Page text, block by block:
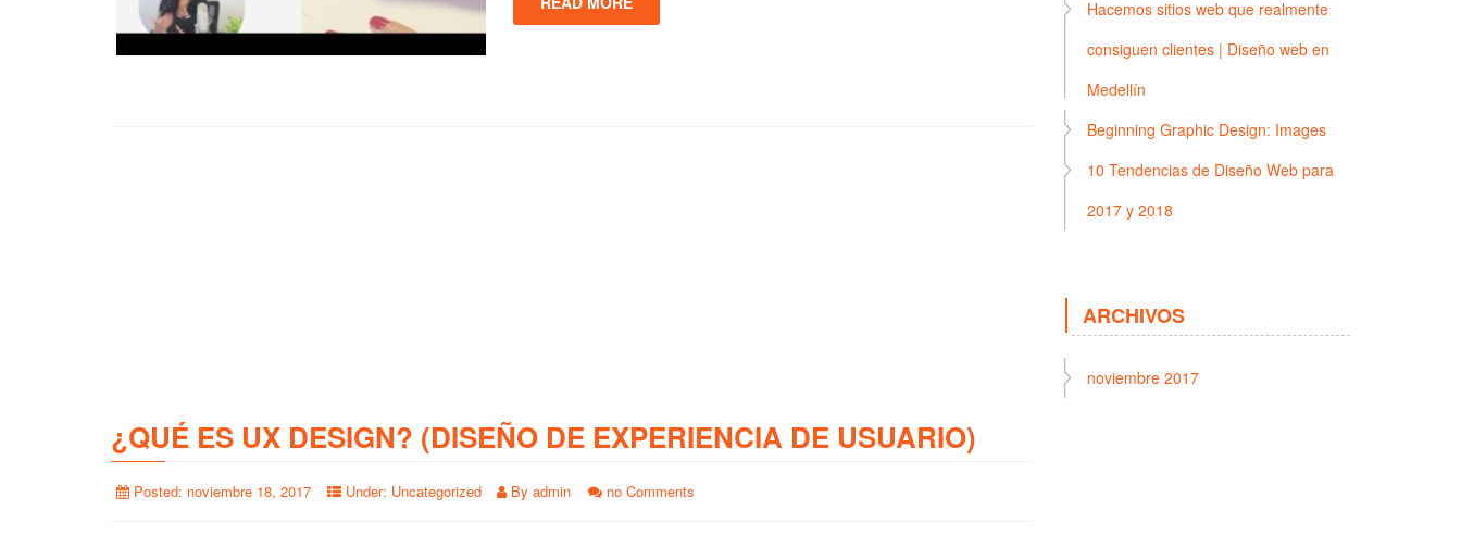
¿QUÉ ES UX DESIGN? (DISEÑO DE EXPERIENCIA DE USUARIO)
Posted: noviembre 18, 2017 Under: Uncategorized By admin no Comments
Hacemos sitios web que realmente
consiguen clientes | Diseño web en
Medellín
Beginning Graphic Design: Images
10 Tendencias de Diseño Web para
2017 y 2018
ARCHIVOS
noviembre 2017